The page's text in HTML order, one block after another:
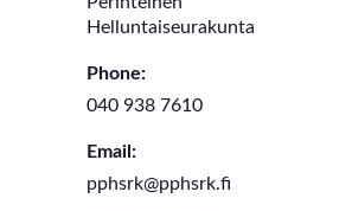
Helluntaiseurakunta
Phone:
040 938 7610
Email:
pphsrk@pphsrk.fi